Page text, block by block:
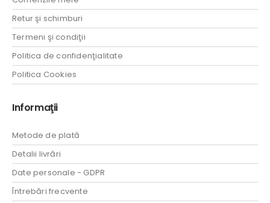
Retur şi schimburi
Termeni şi condiţii
Politica de confidenţialitate
Politica Cookies
Informaţii
Metode de plată
Detalii livrări
Date personale - GDPR
Întrebări frecvente